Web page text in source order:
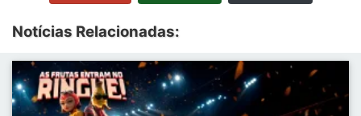
Notícias Relacionadas: